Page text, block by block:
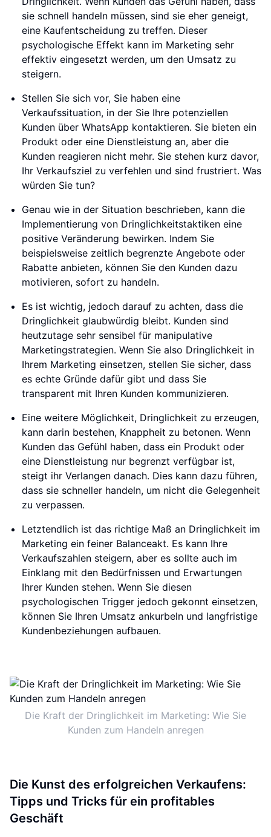
sie schnell handeln müssen, sind sie eher geneigt,
eine Kaufentscheidung zu treffen. Dieser
psychologische Effekt kann im Marketing sehr
effektiv eingesetzt werden, um den Umsatz zu
steigern.
Stellen Sie sich vor, Sie haben eine
Verkaufssituation, in der Sie Ihre potenziellen
Kunden über WhatsApp kontaktieren. Sie bieten ein
Produkt oder eine Dienstleistung an, aber die
Kunden reagieren nicht mehr. Sie stehen kurz davor,
Ihr Verkaufsziel zu verfehlen und sind frustriert. Was
würden Sie tun?
Genau wie in der Situation beschrieben, kann die
Implementierung von Dringlichkeitstaktiken eine
positive Veränderung bewirken. Indem Sie
beispielsweise zeitlich begrenzte Angebote oder
Rabatte anbieten, können Sie den Kunden dazu
motivieren, sofort zu handeln.
Es ist wichtig, jedoch darauf zu achten, dass die
Dringlichkeit glaubwürdig bleibt. Kunden sind
heutzutage sehr sensibel für manipulative
Marketingstrategien. Wenn Sie also Dringlichkeit in
Ihrem Marketing einsetzen, stellen Sie sicher, dass
es echte Gründe dafür gibt und dass Sie
transparent mit Ihren Kunden kommunizieren.
Eine weitere Möglichkeit, Dringlichkeit zu erzeugen,
kann darin bestehen, Knappheit zu betonen. Wenn
Kunden das Gefühl haben, dass ein Produkt oder
eine Dienstleistung nur begrenzt verfügbar ist,
steigt ihr Verlangen danach. Dies kann dazu führen,
dass sie schneller handeln, um nicht die Gelegenheit
zu verpassen.
Letztendlich ist das richtige Maß an Dringlichkeit im
Marketing ein feiner Balanceakt. Es kann Ihre
Verkaufszahlen steigern, aber es sollte auch im
Einklang mit den Bedürfnissen und Erwartungen
Ihrer Kunden stehen. Wenn Sie diesen
psychologischen Trigger jedoch gekonnt einsetzen,
können Sie Ihren Umsatz ankurbeln und langfristige
Kundenbeziehungen aufbauen.
Die Kraft der Dringlichkeit im Marketing: Wie Sie
Kunden zum Handeln anregen
Die Kunst des erfolgreichen Verkaufens:
Tipps und Tricks für ein profitables
Geschäft